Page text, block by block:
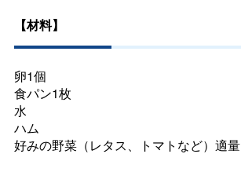
【材料】
卵1個
食パン1枚
水
ハム
好みの野菜（レタス、トマトなど）適量